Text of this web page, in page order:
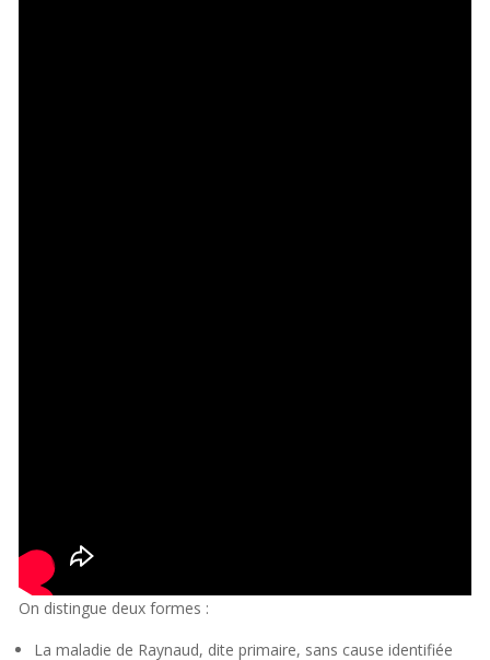
On distingue deux formes :
La maladie de Raynaud, dite primaire, sans cause identifiée